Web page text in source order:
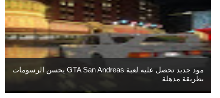
مود جديد تحصل عليه لعبة GTA San Andreas يحسن الرسومات
بطريقة مذهلة